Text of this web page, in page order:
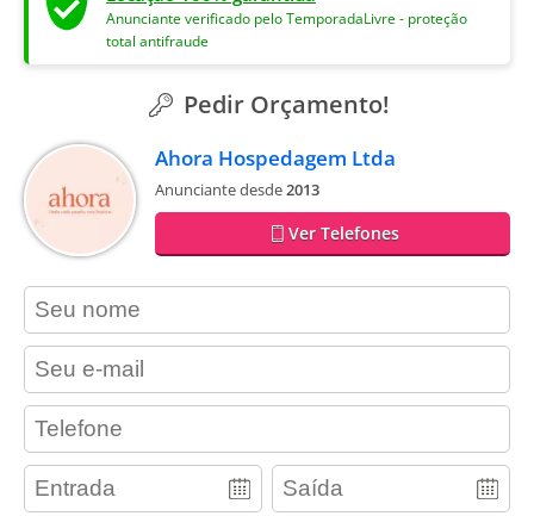
Anunciante verificado pelo TemporadaLivre - proteção
total antifraude
Pedir Orçamento!
Ahora Hospedagem Ltda
Anunciante desde2013
Ver Telefones
contact_name
contact_email
contact_phone